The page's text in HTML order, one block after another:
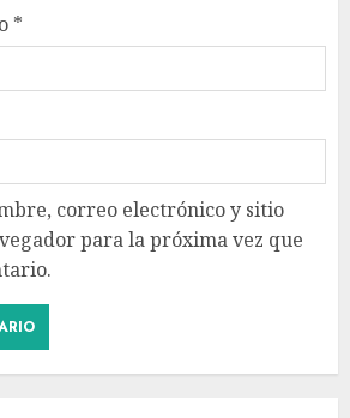
*
correo electrónico y sitio
para la próxima vez que